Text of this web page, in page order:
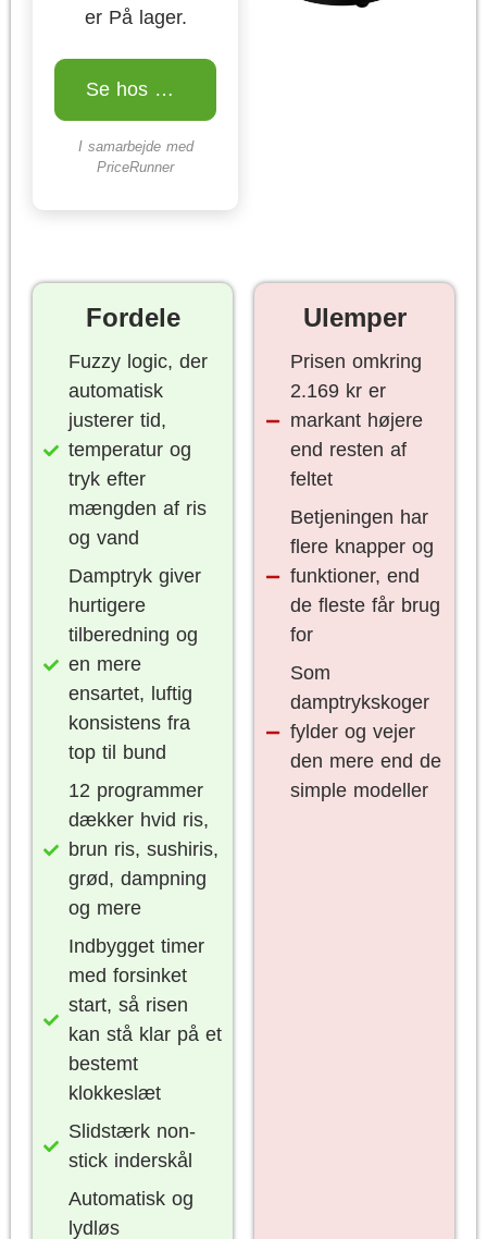
er På lager.
Se hos CompuMail
I samarbejde med
PriceRunner
Fordele
Fuzzy logic, der
automatisk
justerer tid,
temperatur og
tryk efter
mængden af ris
og vand
Damptryk giver
hurtigere
tilberedning og
en mere
ensartet, luftig
konsistens fra
top til bund
12 programmer
dækker hvid ris,
brun ris, sushiris,
grød, dampning
og mere
Indbygget timer
med forsinket
start, så risen
kan stå klar på et
bestemt
klokkeslæt
Slidstærk non-
stick inderskål
Automatisk og
lydløs
Ulemper
Prisen omkring
2.169 kr er
markant højere
end resten af
feltet
Betjeningen har
flere knapper og
funktioner, end
de fleste får brug
for
Som
damptrykskoger
fylder og vejer
den mere end de
simple modeller